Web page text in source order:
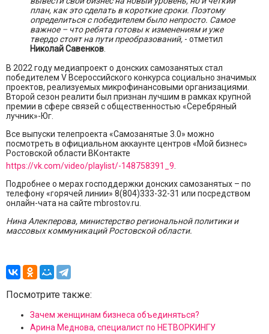
план, как это сделать в короткие сроки. Поэтому
определиться с победителем было непросто. Самое
важное – что ребята готовы к изменениям и уже
твердо стоят на пути преобразований, - отметил
Николай Савенков
В 2022 году медиапроект о донских самозанятых стал
победителем V Всероссийского конкурса социально значимых
проектов, реализуемых микрофинансовыми организациями.
Второй сезон реалити был признан лучшим в рамках крупной
премии в сфере связей с общественностью «Серебряный
лучник»-Юг.
Все выпуски телепроекта «Самозанятые 3.0» можно
посмотреть в официальном аккаунте центров «Мой бизнес»
Ростовской области ВКонтакте
https://vk.com/video/playlist/-148758391_9
Подробнее о мерах господдержки донских самозанятых – по
телефону «горячей линии» 8(804)333-32-31 или посредством
онлайн-чата на сайте mbrostov.ru.
Нина Алекперова, министерство региональной политики и
массовых коммуникаций Ростовской области.
Посмотрите также:
Зачем женщинам бизнеса объединяться?
Арина Меднова, специалист по НЕТВОРКИНГУ